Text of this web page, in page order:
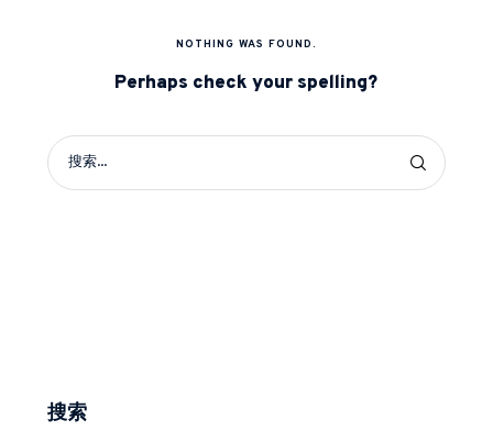
NOTHING WAS FOUND.
Perhaps check your spelling?
搜索